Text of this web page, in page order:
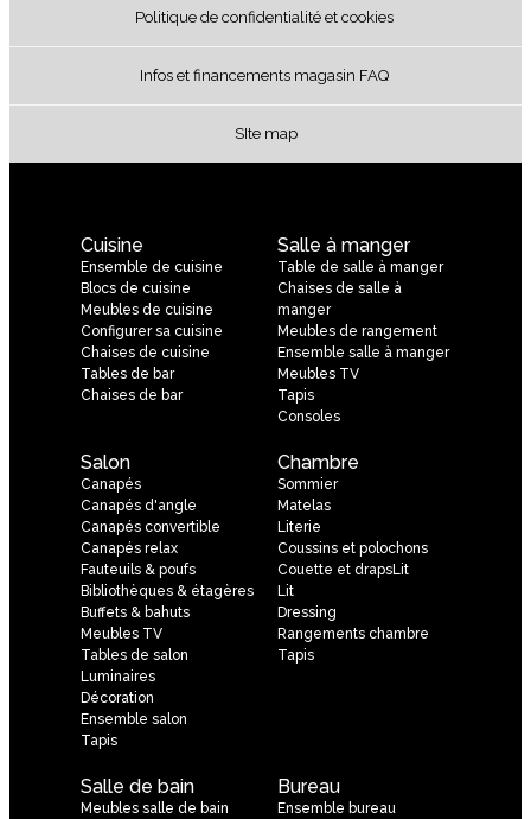
Politique de confidentialité et cookies
Infos et financements magasin FAQ
SIte map
Cuisine
Ensemble de cuisine
Blocs de cuisine
Meubles de cuisine
Configurer sa cuisine
Chaises de cuisine
Tables de bar
Chaises de bar
Salle à manger
Table de salle à manger
Chaises de salle à
manger
Meubles de rangement
Ensemble salle à manger
Meubles TV
Tapis
Consoles
Salon
Canapés
Canapés d'angle
Canapés convertible
Canapés relax
Fauteuils & poufs
Bibliothèques & étagères
Buffets & bahuts
Meubles TV
Tables de salon
Luminaires
Décoration
Ensemble salon
Tapis
Chambre
Sommier
Matelas
Literie
Coussins et polochons
Couette et drapsLit
Lit
Dressing
Rangements chambre
Tapis
Salle de bain
Meubles salle de bain
Bureau
Ensemble bureau